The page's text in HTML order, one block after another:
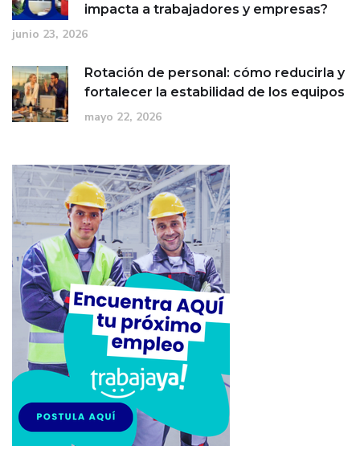
impacta a trabajadores y empresas?
junio 23, 2026
Rotación de personal: cómo reducirla y
fortalecer la estabilidad de los equipos
mayo 22, 2026